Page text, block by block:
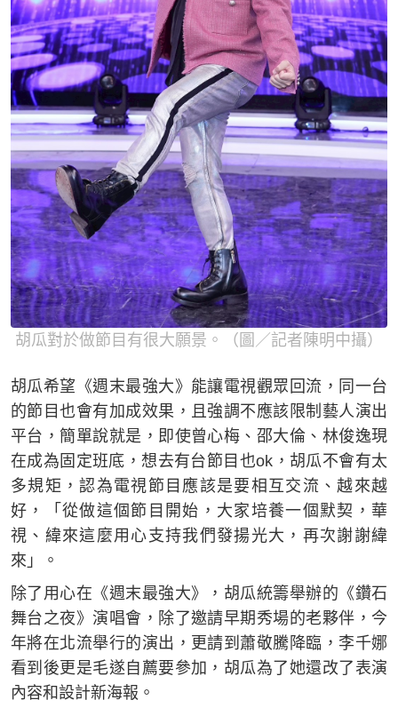
胡瓜對於做節目有很大願景。（圖／記者陳明中攝）
胡瓜希望《週末最強大》能讓電視觀眾回流，同一台
的節目也會有加成效果，且強調不應該限制藝人演出
平台，簡單說就是，即使曾心梅、邵大倫、林俊逸現
在成為固定班底，想去有台節目也ok，胡瓜不會有太
多規矩，認為電視節目應該是要相互交流、越來越
好，「從做這個節目開始，大家培養一個默契，華
視、緯來這麼用心支持我們發揚光大，再次謝謝緯
來」。
除了用心在《週末最強大》，胡瓜統籌舉辦的《鑽石
舞台之夜》演唱會，除了邀請早期秀場的老夥伴，今
年將在北流舉行的演出，更請到蕭敬騰降臨，李千娜
看到後更是毛遂自薦要參加，胡瓜為了她還改了表演
內容和設計新海報。